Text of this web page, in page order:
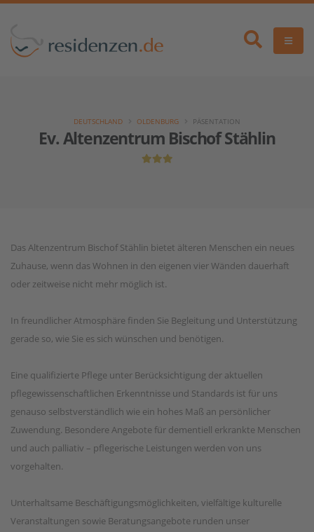
Ev. Altenzentrum Bischof Stählin
DEUTSCHLAND OLDENBURG PÄSENTATION
Das Altenzentrum Bischof Stählin bietet älteren Menschen ein neues
Zuhause, wenn das Wohnen in den eigenen vier Wänden dauerhaft
oder zeitweise nicht mehr möglich ist.
In freundlicher Atmosphäre finden Sie Begleitung und Unterstützung
gerade so, wie Sie es sich wünschen und benötigen.
Eine qualifizierte Pflege unter Berücksichtigung der aktuellen
pflegewissenschaftlichen Erkenntnisse und Standards ist für uns
genauso selbstverständlich wie ein hohes Maß an persönlicher
Zuwendung. Besondere Angebote für dementiell erkrankte Menschen
und auch palliativ – pflegerische Leistungen werden von uns
vorgehalten.
Unterhaltsame Beschäftigungsmöglichkeiten, vielfältige kulturelle
Veranstaltungen sowie Beratungsangebote runden unser